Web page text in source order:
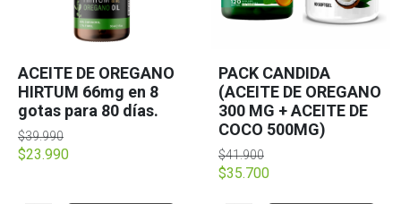
ACEITE DE OREGANO
HIRTUM 66mg en 8
gotas para 80 días.
$39.990
$23.990
PACK CANDIDA
(ACEITE DE OREGANO
300 MG + ACEITE DE
COCO 500MG)
$41.900
$35.700